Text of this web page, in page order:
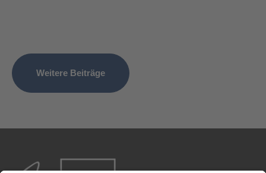
Weitere Beiträge